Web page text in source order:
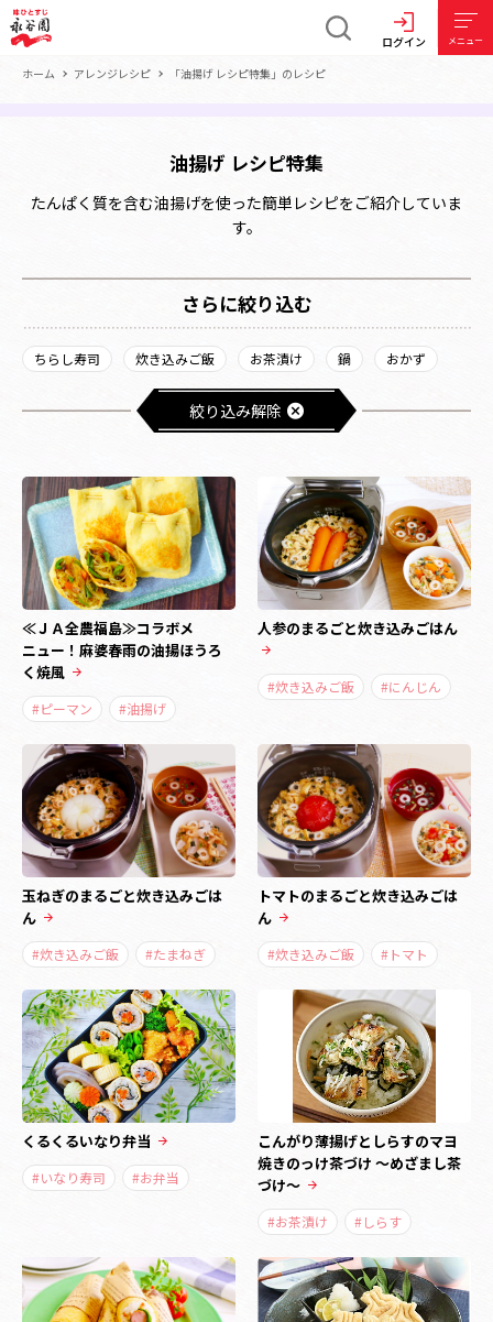
ログイン メニュー
ホーム アレンジレシピ 「油揚げ レシピ特集」のレシピ
油揚げ レシピ特集
たんぱく質を含む油揚げを使った簡単レシピをご紹介していま
す。
さらに絞り込む
ちらし寿司 炊き込みご飯 お茶漬け 鍋 おかず
絞り込み解除
≪ＪＡ全農福島≫コラボメ
ニュー！麻婆春雨の油揚ほうろ
く焼風
#ピーマン #油揚げ
人参のまるごと炊き込みごはん
#炊き込みご飯 #にんじん
玉ねぎのまるごと炊き込みごは
ん
#炊き込みご飯 #たまねぎ
トマトのまるごと炊き込みごは
ん
#炊き込みご飯 #トマト
くるくるいなり弁当
#いなり寿司 #お弁当
こんがり薄揚げとしらすのマヨ
焼きのっけ茶づけ ～めざまし茶
づけ～
#お茶漬け #しらす